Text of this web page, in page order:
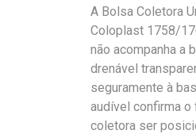
A Bolsa Coletora
Coloplast 1758/
não acompanha a
drenável
seguramente à
audível confirma
coletora ser